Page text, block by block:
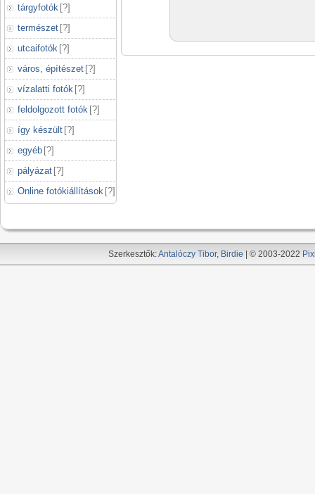
tárgyfotók [?]
természet [?]
utcaifotók [?]
város, építészet [?]
vízalatti fotók [?]
feldolgozott fotók [?]
így készült [?]
egyéb [?]
pályázat [?]
Online fotókiállítások [?]
Szerkesztők:Antalóczy Tibor, Birdie | © 2003-2022